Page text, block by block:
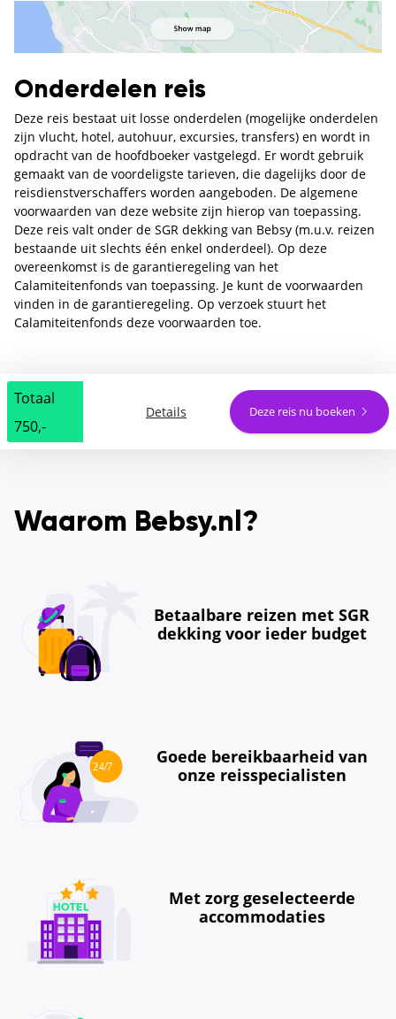
Onderdelen reis
Deze reis bestaat uit losse onderdelen (mogelijke onderdelen
zijn vlucht, hotel, autohuur, excursies, transfers) en wordt in
opdracht van de hoofdboeker vastgelegd. Er wordt gebruik
gemaakt van de voordeligste tarieven, die dagelijks door de
reisdienstverschaffers worden aangeboden. De algemene
voorwaarden van deze website zijn hierop van toepassing.
Deze reis valt onder de SGR dekking van Bebsy (m.u.v. reizen
bestaande uit slechts één enkel onderdeel). Op deze
overeenkomst is de garantieregeling van het
Calamiteitenfonds van toepassing. Je kunt de voorwaarden
vinden in de garantieregeling. Op verzoek stuurt het
Calamiteitenfonds deze voorwaarden toe.
Totaal
750,-
Details Deze reis nu boeken
Waarom Bebsy.nl?
Betaalbare reizen met SGR
dekking voor ieder budget
Goede bereikbaarheid van
onze reisspecialisten
Met zorg geselecteerde
accommodaties